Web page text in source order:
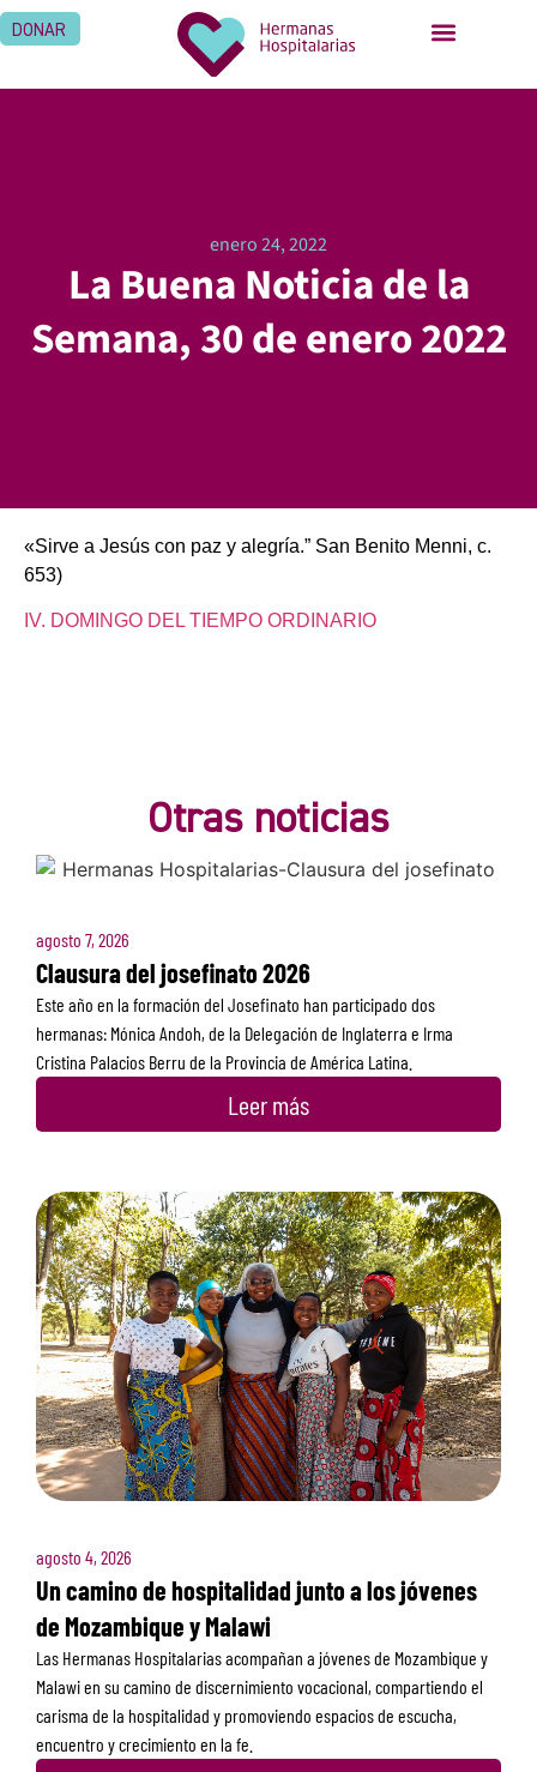
DONAR
enero 24, 2022
La Buena Noticia de la
Semana, 30 de enero 2022
«Sirve a Jesús con paz y alegría.” San Benito Menni, c.
653)
IV. DOMINGO DEL TIEMPO ORDINARIO
Otras noticias
agosto 7, 2026
Clausura del josefinato 2026
Este año en la formación del Josefinato han participado dos
hermanas: Mónica Andoh, de la Delegación de Inglaterra e Irma
Cristina Palacios Berru de la Provincia de América Latina.
Leer más
agosto 4, 2026
Un camino de hospitalidad junto a los jóvenes
de Mozambique y Malawi
Las Hermanas Hospitalarias acompañan a jóvenes de Mozambique y
Malawi en su camino de discernimiento vocacional, compartiendo el
carisma de la hospitalidad y promoviendo espacios de escucha,
encuentro y crecimiento en la fe.